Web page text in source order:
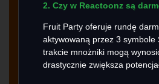
2. Czy w Reactoonz są
Fruit Party oferuje rundę
aktywowaną przez 3 symbole
trakcie mnożniki mogą
drastycznie zwiększa